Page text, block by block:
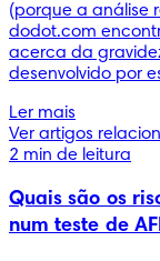
(porque a análise
dodot.com
acerca da
desenvolvido por
Ler mais
Ver artigos
2 min de leitura
Quais são os
num teste de